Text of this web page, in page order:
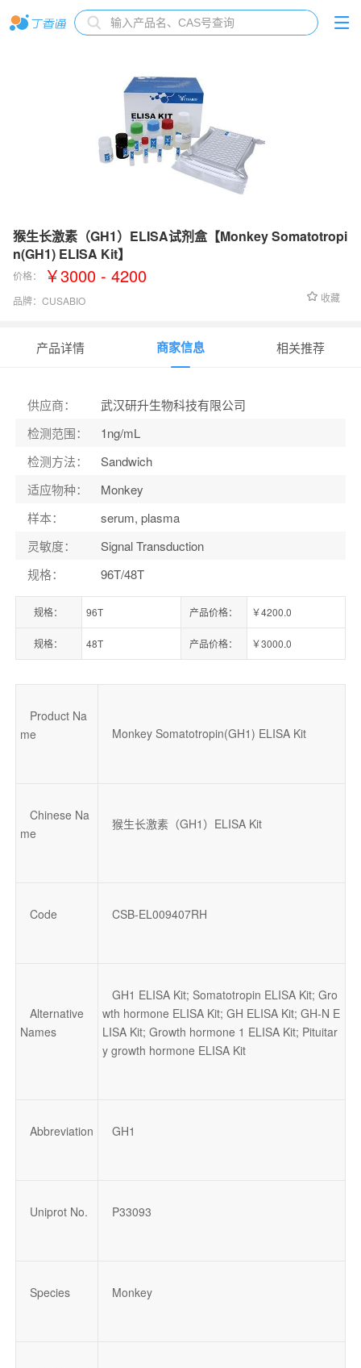
猴生长激素（GH1）ELISA试剂盒【Monkey Somatotropi
n(GH1) ELISA Kit】
价格： ￥3000 - 4200
品牌： CUSABIO
灵敏度：Signal Transduction
收藏
产品详情 商家信息 相关推荐
供应商：
武汉研升生物科技有限公司
检测范围：
1ng/mL
检测方法：
Sandwich
适应物种：
Monkey
样本：
serum, plasma
灵敏度：
Signal Transduction
规格： 96T/48T
规格： 96T 产品价格： ￥4200.0
规格： 48T 产品价格： ￥3000.0
Product Na
me
Monkey Somatotropin(GH1) ELISA Kit
Chinese Na
me
猴生长激素（GH1）ELISA Kit
Code CSB-EL009407RH
Alternative
Names
GH1 ELISA Kit; Somatotropin ELISA Kit; Gro
wth hormone ELISA Kit; GH ELISA Kit; GH-N E
LISA Kit; Growth hormone 1 ELISA Kit; Pituitar
y growth hormone ELISA Kit
Abbreviation GH1
Uniprot No. P33093
Species Monkey